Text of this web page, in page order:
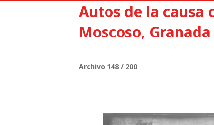
Autos de la causa
Moscoso, Granada
Archivo 148 / 200